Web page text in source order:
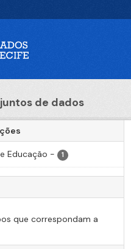
de dados
Educação - 1
que correspondam a